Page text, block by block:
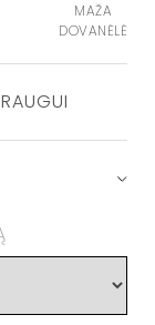
MAŽA
DOVANĖLĖ